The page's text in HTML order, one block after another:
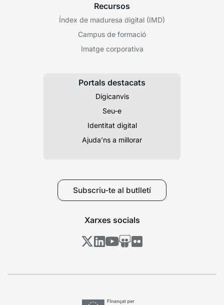
Recursos
Índex de maduresa digital (IMD)
Campus de formació
Imatge corporativa
Portals destacats
Digicanvis
Seu-e
Identitat digital
Ajuda’ns a millorar
Subscriu-te al butlletí
Xarxes socials